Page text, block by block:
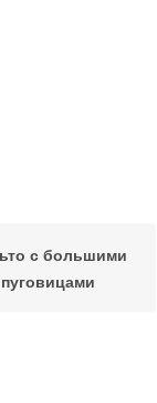
с большими
пуговицами